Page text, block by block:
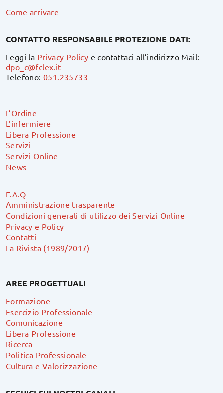
Come arrivare
CONTATTO RESPONSABILE PROTEZIONE DATI:
Leggi la Privacy Policy e contattaci all’indirizzo Mail:
dpo_c@fclex.it
Telefono:051.235733
L’Ordine
L’infermiere
Libera Professione
Servizi
Servizi Online
News
F.A.Q
Amministrazione trasparente
Condizioni generali di utilizzo dei Servizi Online
Privacy e Policy
Contatti
La Rivista (1989/2017)
AREE PROGETTUALI
Formazione
Esercizio Professionale
Comunicazione
Libera Professione
Ricerca
Politica Professionale
Cultura e Valorizzazione